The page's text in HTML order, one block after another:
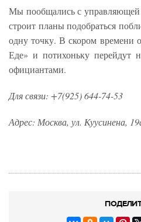
Мы пообщались с управляющей
строит планы подобраться
одну точку. В скором времени
Еде» и потихоньку перейдут
официантами.
Для связи: +7(925) 644-74-53
Адрес: Москва, ул. Куусинена,